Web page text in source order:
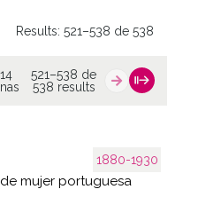
Results: 521–538 de 538
521–538 de
538 results
1880-1930
mujer portuguesa